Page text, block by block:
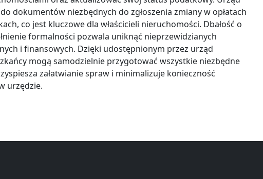
dokumentów niezbędnych do zgłoszenia zmiany w opłatach
co jest kluczowe dla właścicieli nieruchomości. Dbałość o
formalności pozwala uniknąć nieprzewidzianych
i finansowych. Dzięki udostępnionym przez urząd
mogą samodzielnie przygotować wszystkie niezbędne
załatwianie spraw i minimalizuje konieczność
urzędzie.